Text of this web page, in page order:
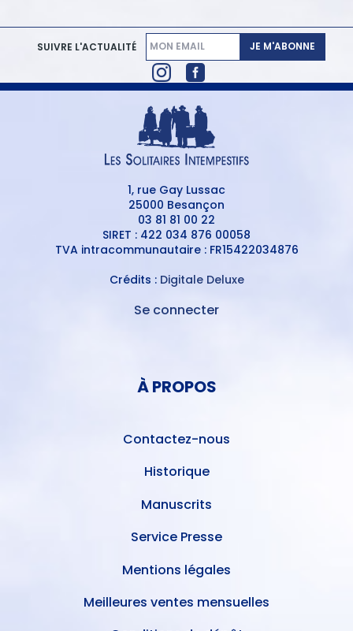
SUIVRE L'ACTUALITÉ JE M'ABONNE
1, rue Gay Lussac
25000 Besançon
03 81 81 00 22
SIRET : 422 034 876 00058
TVA intracommunautaire : FR15422034876
Crédits : Digitale Deluxe
Se connecter
À PROPOS
Contactez-nous
Historique
Manuscrits
Service Presse
Mentions légales
Meilleures ventes mensuelles